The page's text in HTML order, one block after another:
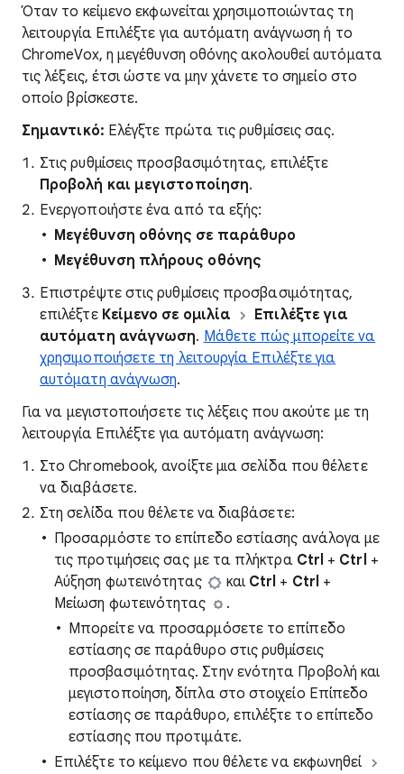
Όταν το κείμενο εκφωνείται χρησιμοποιώντας τη
λειτουργία Επιλέξτε για αυτόματη ανάγνωση ή το
ChromeVox, η μεγέθυνση οθόνης ακολουθεί αυτόματα
τις λέξεις, έτσι ώστε να μην χάνετε το σημείο στο
οποίο βρίσκεστε.
Σημαντικό: Ελέγξτε πρώτα τις ρυθμίσεις σας.
Στις ρυθμίσεις προσβασιμότητας, επιλέξτε
Προβολή και μεγιστοποίηση.
Ενεργοποιήστε ένα από τα εξής:
Μεγέθυνση οθόνης σε παράθυρο
Μεγέθυνση πλήρους οθόνης
Επιστρέψτε στις ρυθμίσεις προσβασιμότητας,
επιλέξτε Κείμενο σε ομιλία
Επιλέξτε για
αυτόματη ανάγνωση. Μάθετε πώς μπορείτε να
χρησιμοποιήσετε τη λειτουργία Επιλέξτε για
αυτόματη ανάγνωση.
Για να μεγιστοποιήσετε τις λέξεις που ακούτε με τη
λειτουργία Επιλέξτε για αυτόματη ανάγνωση:
Στο Chromebook, ανοίξτε μια σελίδα που θέλετε
να διαβάσετε.
Στη σελίδα που θέλετε να διαβάσετε:
Προσαρμόστε το επίπεδο εστίασης ανάλογα με
τις προτιμήσεις σας με τα πλήκτρα Ctrl + Ctrl +
Αύξηση φωτεινότητας
και Ctrl + Ctrl +
Μείωση φωτεινότητας
.
Μπορείτε να προσαρμόσετε το επίπεδο
εστίασης σε παράθυρο στις ρυθμίσεις
προσβασιμότητας. Στην ενότητα Προβολή και
μεγιστοποίηση, δίπλα στο στοιχείο Επίπεδο
εστίασης σε παράθυρο, επιλέξτε το επίπεδο
εστίασης που προτιμάτε.
Επιλέξτε το κείμενο που θέλετε να εκφωνηθεί